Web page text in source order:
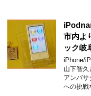
市内よ
ック岐
iPhone/
山下智
アンバ
への挑戦